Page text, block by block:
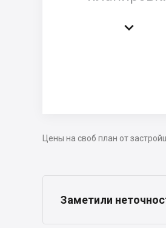

Цены на своб план от
Заметили